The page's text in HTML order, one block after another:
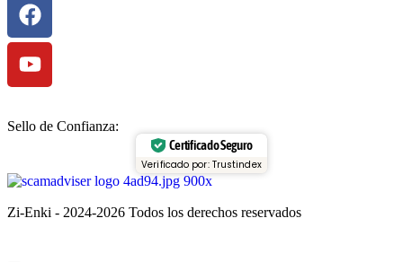
Sello de Confianza:
Certificado Seguro
Verificado por: Trustindex
Zi-Enki - 2024-2026 Todos los derechos reservados